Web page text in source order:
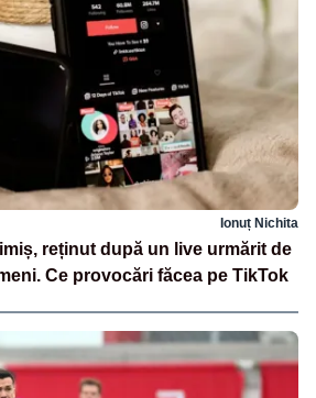
Ionuț Nichita
reținut după un live urmărit de
Ce provocări făcea pe TikTok